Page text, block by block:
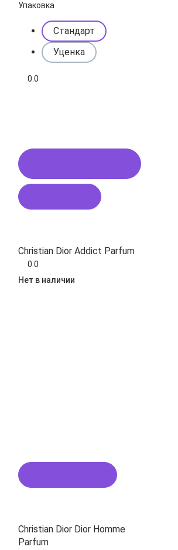
Упаковка
Стандарт
Уценка
0.0
Christian Dior Addict Parfum
0.0
Нет в наличии
Christian Dior Dior Homme
Parfum